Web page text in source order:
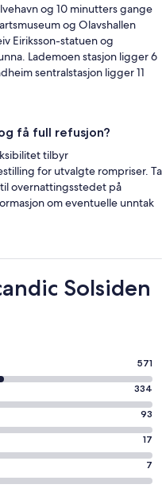
og 10 minutters gange
og Olavshallen
Eiriksson-statuen og
Lademoen stasjon ligger 6
sentralstasjon ligger 11
få full refusjon?
tilbyr
for utvalgte rompriser. Ta
overnattingsstedet på
om eventuelle unntak
Solsiden
571
334
93
17
7